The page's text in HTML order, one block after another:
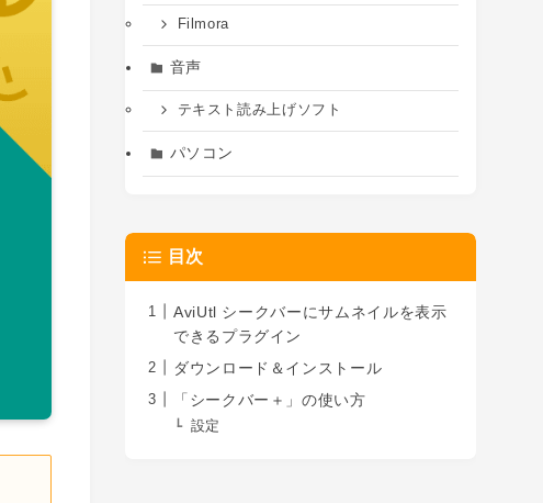
Filmora
音声
テキスト読み上げソフト
パソコン
目次
AviUtl シークバーにサムネイルを表示
できるプラグイン
ダウンロード＆インストール
「シークバー＋」の使い方
設定